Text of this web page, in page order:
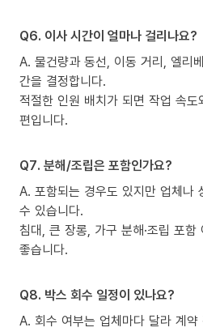
Q6. 이사 시간이 얼마나 걸리나요?
A. 물건량과 동선, 이동 거리, 엘리
간을 결정합니다.
적절한 인원 배치가 되면 작업 속
편입니다.
Q7. 분해/조립은 포함인가요?
A. 포함되는 경우도 있지만 업체나
수 있습니다.
침대, 큰 장롱, 가구 분해·조립 포
좋습니다.
Q8. 박스 회수 일정이 있나요?
A. 회수 여부는 업체마다 달라 계약